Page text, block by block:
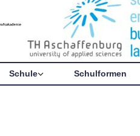
Schule Schulformen